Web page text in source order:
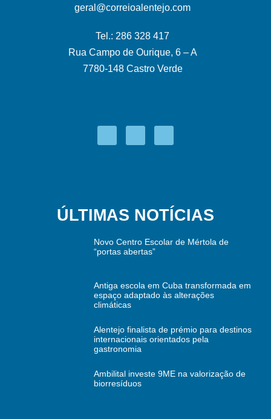
geral@correioalentejo.com
Tel.: 286 328 417
Rua Campo de Ourique, 6 – A
7780-148 Castro Verde
ÚLTIMAS NOTÍCIAS
Novo Centro Escolar de Mértola de
“portas abertas”
Antiga escola em Cuba transformada em
espaço adaptado às alterações
climáticas
Alentejo finalista de prémio para destinos
internacionais orientados pela
gastronomia
Ambilital investe 9ME na valorização de
biorresíduos